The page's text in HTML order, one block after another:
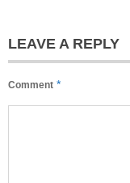
LEAVE A REPLY
Comment *